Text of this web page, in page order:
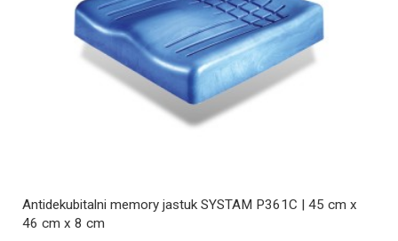
Antidekubitalni memory jastuk SYSTAM P361C | 45 cm x
46 cm x 8 cm